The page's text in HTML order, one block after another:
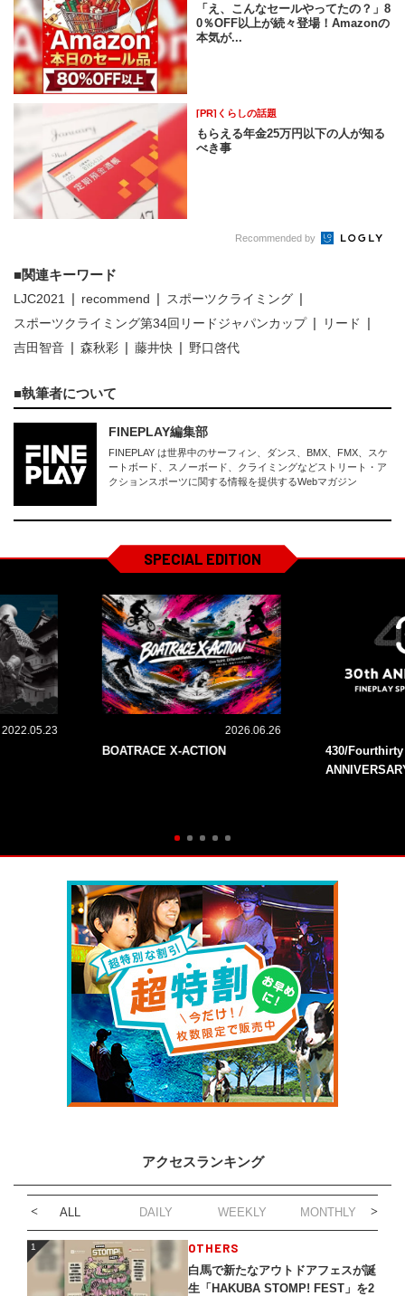
「え、こんなセールやってたの？」8
0％OFF以上が続々登場！Amazonの
本気が...
[PR]くらしの話題
もらえる年金25万円以下の人が知る
べき事
Recommended by
関連キーワード
LJC2021 recommend
スポーツクライミング
スポーツクライミング第34回リードジャパンカップ
リード
吉田智音
森秋彩 藤井快 野口啓代
執筆者について
FINEPLAY編集部
FINEPLAY は世界中のサーフィン、ダンス、BMX、FMX、スケ
ートボード、スノーボード、クライミングなどストリート・ア
クションスポーツに関する情報を提供するWebマガジン
SPECIAL EDITION
2022.05.23 2026.06.26
BOATRACE X-ACTION
430/
アクセスランキング
ALL DAILY WEEKLY MONTHLY
1 OTHERS
白馬で新たなアウトドアフェスが誕
生「HAKUBA STOMP! FEST」を2